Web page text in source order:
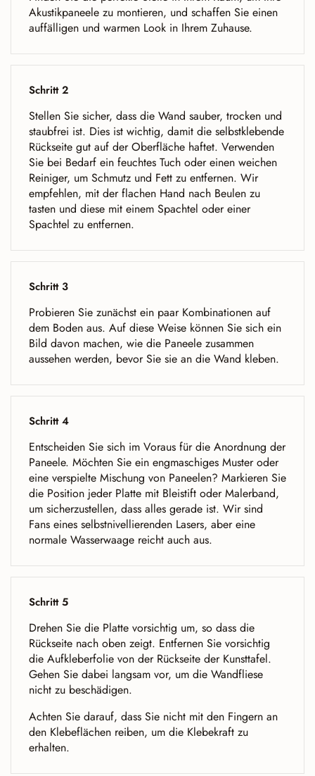
Akustikpaneele zu montieren, und schaffen Sie einen
auffälligen und warmen Look in Ihrem Zuhause.
Schritt 2
Stellen Sie sicher, dass die Wand sauber, trocken und
staubfrei ist. Dies ist wichtig, damit die selbstklebende
Rückseite gut auf der Oberfläche haftet. Verwenden
Sie bei Bedarf ein feuchtes Tuch oder einen weichen
Reiniger, um Schmutz und Fett zu entfernen. Wir
empfehlen, mit der flachen Hand nach Beulen zu
tasten und diese mit einem Spachtel oder einer
Spachtel zu entfernen.
Schritt 3
Probieren Sie zunächst ein paar Kombinationen auf
dem Boden aus. Auf diese Weise können Sie sich ein
Bild davon machen, wie die Paneele zusammen
aussehen werden, bevor Sie sie an die Wand kleben.
Schritt 4
Entscheiden Sie sich im Voraus für die Anordnung der
Paneele. Möchten Sie ein engmaschiges Muster oder
eine verspielte Mischung von Paneelen? Markieren Sie
die Position jeder Platte mit Bleistift oder Malerband,
um sicherzustellen, dass alles gerade ist. Wir sind
Fans eines selbstnivellierenden Lasers, aber eine
normale Wasserwaage reicht auch aus.
Schritt 5
Drehen Sie die Platte vorsichtig um, so dass die
Rückseite nach oben zeigt. Entfernen Sie vorsichtig
die Aufkleberfolie von der Rückseite der Kunsttafel.
Gehen Sie dabei langsam vor, um die Wandfliese
nicht zu beschädigen.
Achten Sie darauf, dass Sie nicht mit den Fingern an
den Klebeflächen reiben, um die Klebekraft zu
erhalten.